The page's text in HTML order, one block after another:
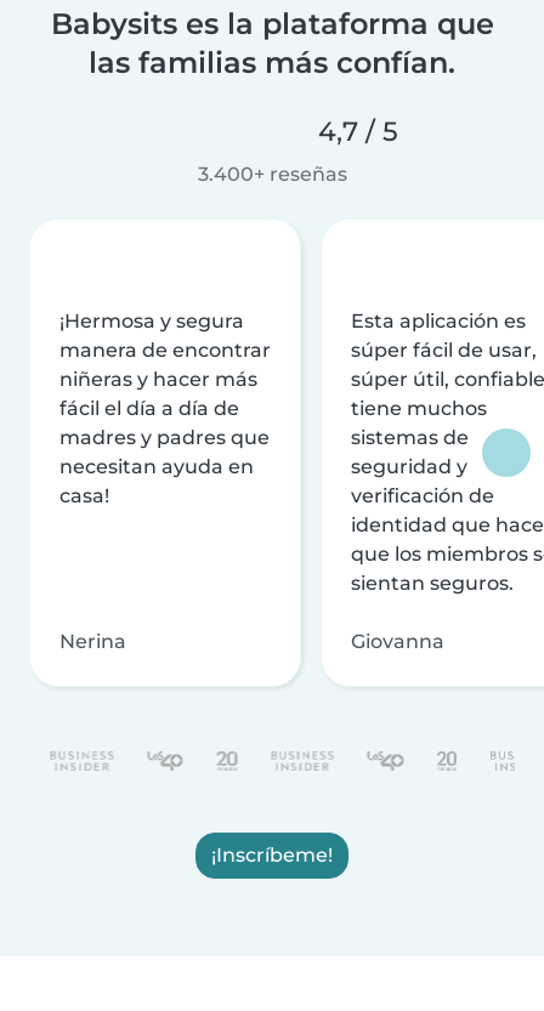
Babysits es la plataforma que
las familias más confían.
4,7 / 5
3.400+ reseñas
¡Hermosa y segura
manera de encontrar
niñeras y hacer más
fácil el día a día de
madres y padres que
necesitan ayuda en
casa!
Nerina
Esta aplicación es
súper fácil de usar,
súper útil,
tiene muchos
sistemas de
seguridad y
verificación de
identidad que
que los miembros
sientan seguros.
Giovanna
¡Inscríbeme!